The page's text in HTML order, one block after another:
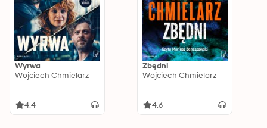
Wyrwa
Wojciech Chmielarz
4.4
Zbędni
Wojciech Chmielarz
4.6